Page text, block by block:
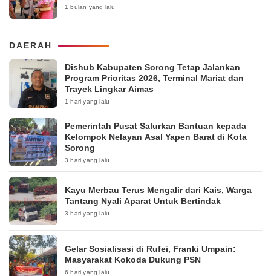
1 bulan yang lalu
DAERAH
Dishub Kabupaten Sorong Tetap Jalankan
Program Prioritas 2026, Terminal Mariat dan
Trayek Lingkar Aimas
1 hari yang lalu
Pemerintah Pusat Salurkan Bantuan kepada
Kelompok Nelayan Asal Yapen Barat di Kota
Sorong
3 hari yang lalu
Kayu Merbau Terus Mengalir dari Kais, Warga
Tantang Nyali Aparat Untuk Bertindak
3 hari yang lalu
Gelar Sosialisasi di Rufei, Franki Umpain:
Masyarakat Kokoda Dukung PSN
6 hari yang lalu